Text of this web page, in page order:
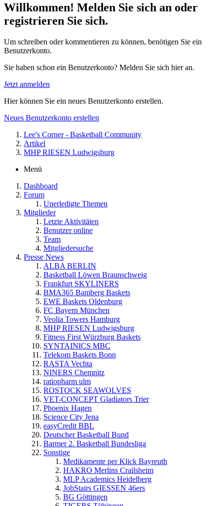
Willkommen! Melden Sie sich an oder
registrieren Sie sich.
Um schreiben oder kommentieren zu können, benötigen Sie ein
Benutzerkonto.
Sie haben schon ein Benutzerkonto? Melden Sie sich hier an.
Jetzt anmelden
Hier können Sie ein neues Benutzerkonto erstellen.
Neues Benutzerkonto erstellen
Lee's Corner - Basketball Community
Artikel
MHP RIESEN Ludwigsburg
Menü
Dashboard
Forum
Unerledigte Themen
Mitglieder
Letzte Aktivitäten
Benutzer online
Team
Mitgliedersuche
Presse News
ALBA BERLIN
Basketball Löwen Braunschweig
Frankfurt SKYLINERS
BMA365 Bamberg Baskets
EWE Baskets Oldenburg
FC Bayern München
Veolia Towers Hamburg
MHP RIESEN Ludwigsburg
Fitness First Würzburg Baskets
SYNTAINICS MBC
Telekom Baskets Bonn
RASTA Vechta
NINERS Chemnitz
ratiopharm ulm
ROSTOCK SEAWOLVES
VET-CONCEPT Gladiators Trier
Phoenix Hagen
Science City Jena
easyCredit BBL
Deutscher Basketball Bund
Barmer 2. Basketball Bundesliga
Sonstige
Medikamente per Klick Bayreuth
HAKRO Merlins Crailsheim
MLP Academics Heidelberg
JobStairs GIESSEN 46ers
BG Göttingen